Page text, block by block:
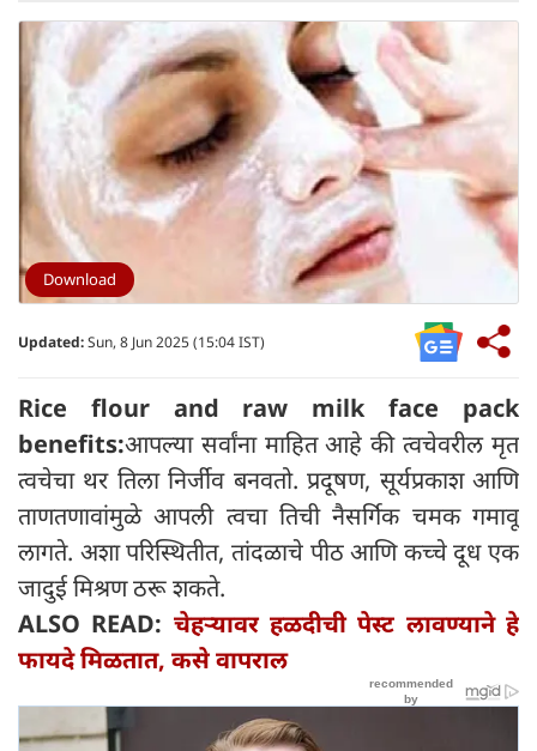
Download
Updated:Sun, 8 Jun 2025 (15:04 IST)
Rice flour and raw milk face pack
benefits:आपल्या सर्वांना माहित आहे की त्वचेवरील मृत
त्वचेचा थर तिला निर्जीव बनवतो. प्रदूषण, सूर्यप्रकाश आणि
ताणतणावांमुळे आपली त्वचा तिची नैसर्गिक चमक गमावू
लागते. अशा परिस्थितीत, तांदळाचे पीठ आणि कच्चे दूध एक
जादुई मिश्रण ठरू शकते.
ALSO READ: चेहऱ्यावर हळदीची पेस्ट लावण्याने हे
फायदे मिळतात, कसे वापराल